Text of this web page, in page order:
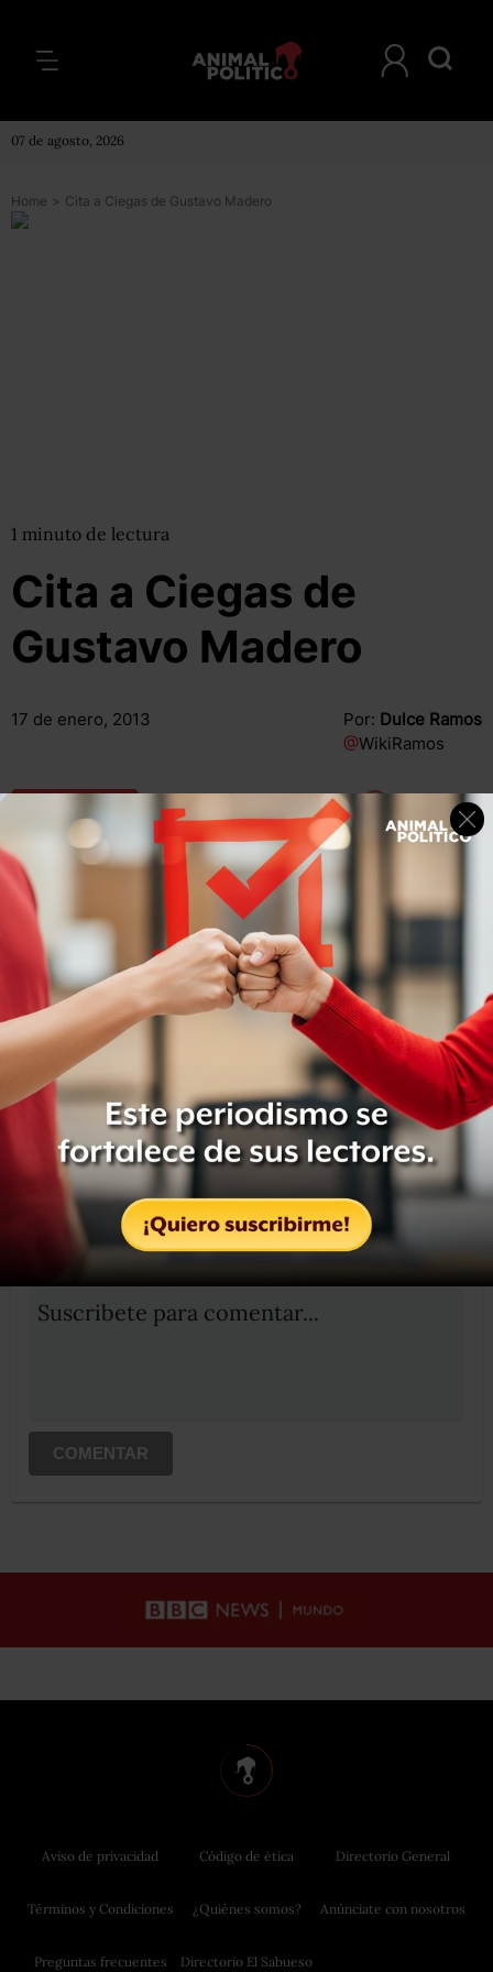
07 de agosto, 2026
Home > Cita a Ciegas de Gustavo Madero
1 minuto de lectura
Cita a Ciegas de
Gustavo Madero
17 de enero, 2013 Por: Dulce Ramos
@WikiRamos
Leer después
“Con el gobierno de Felipe Calderón, logramos avances
inéditos en materia de ampliación de libertades”.
Compartir Leer después
OCULTAR COMENTARIOS
Suscribete para comentar...
COMENTAR
Aviso de privacidad
Términos y Condiciones
Preguntas frecuentes
Código de ética
¿Quiénes somos?
Directorio El Sabueso
Directorio General
Anúnciate con nosotros